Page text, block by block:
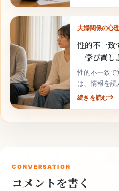
夫婦関係の心
性的不一致
｜学び直
性的不一致で
は、情報を読
家庭の事実と
続きを読む
CONVERSATION
コメントを書く